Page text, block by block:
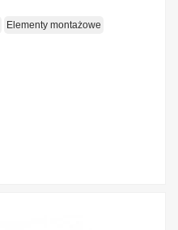
Elementy montażowe